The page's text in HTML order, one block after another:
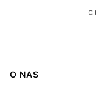
Linki w stopce
O NAS